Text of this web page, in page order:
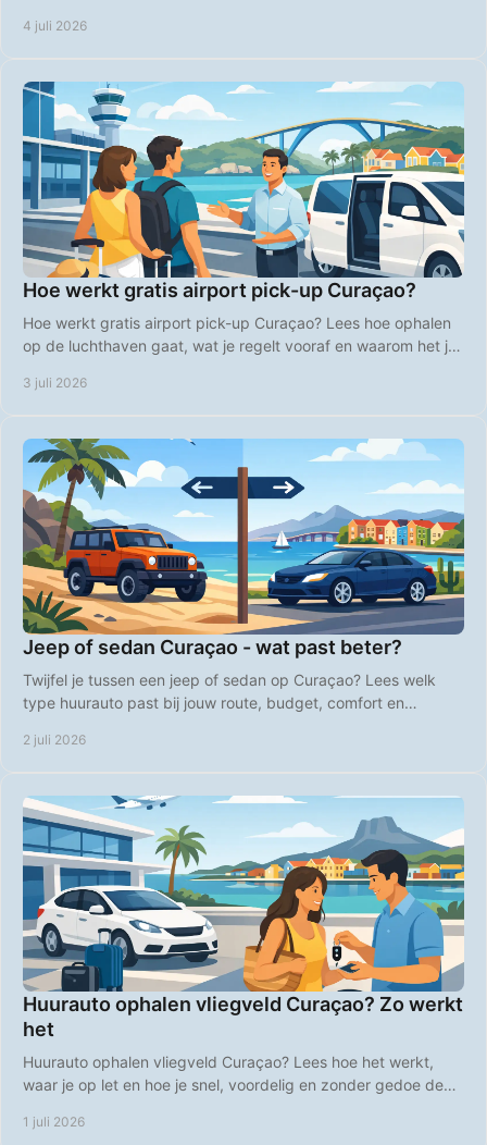
4 juli 2026
Hoe werkt gratis airport pick-up Curaçao?
Hoe werkt gratis airport pick-up Curaçao? Lees hoe ophalen
op de luchthaven gaat, wat je regelt vooraf en waarom het je
3 juli 2026
Jeep of sedan Curaçao - wat past beter?
Twijfel je tussen een jeep of sedan op Curaçao? Lees welk
type huurauto past bij jouw route, budget, comfort en
2 juli 2026
Huurauto ophalen vliegveld Curaçao? Zo werkt
het
Huurauto ophalen vliegveld Curaçao? Lees hoe het werkt,
waar je op let en hoe je snel, voordelig en zonder gedoe de
1 juli 2026